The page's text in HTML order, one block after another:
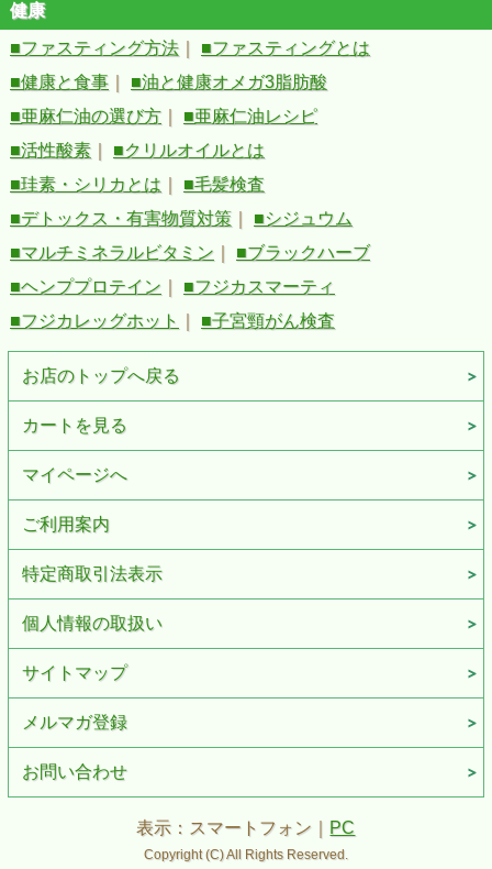
健康
■ファスティング方法
■ファスティングとは
■健康と食事
■油と健康オメガ3脂肪酸
■亜麻仁油の選び方
■亜麻仁油レシピ
■活性酸素
■クリルオイルとは
■珪素・シリカとは
■毛髪検査
■デトックス・有害物質対策
■シジュウム
■マルチミネラルビタミン
■ブラックハーブ
■ヘンププロテイン
■フジカスマーティ
■フジカレッグホット
■子宮頸がん検査
お店のトップへ戻る
カートを見る
マイページへ
ご利用案内
特定商取引法表示
個人情報の取扱い
サイトマップ
メルマガ登録
お問い合わせ
表示：スマートフォン｜ PC
Copyright (C) All Rights Reserved.